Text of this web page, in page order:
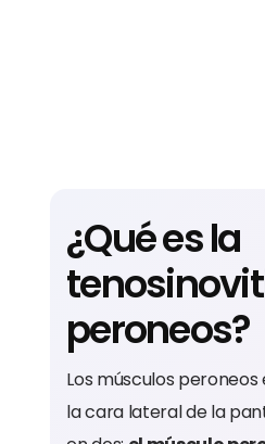
¿Qué es la
peroneos?
Los músculos
la cara lateral de la